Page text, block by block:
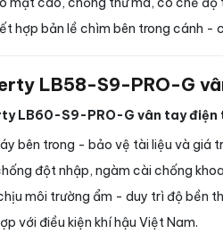
hợp bản lề chìm bên trong cánh -
LB58-S9-PRO-G
LB60-S9-PRO-G vân tay điện
bên trong - bảo vệ tài liệu và giá
đột nhập, ngàm cài chống
môi trường ẩm - duy trì độ bền
với điều kiện khí hậu Việt Nam.